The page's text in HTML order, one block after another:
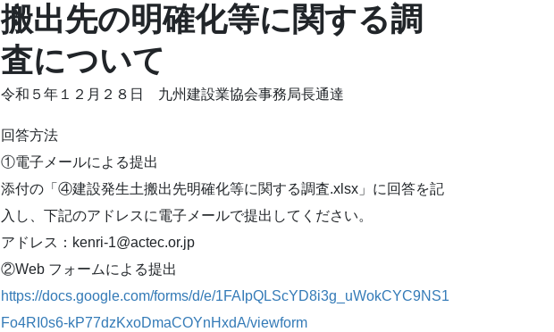
搬出先の明確化等に関する調
査について
令和５年１２月２８日 九州建設業協会事務局長通達
回答方法
①電子メールによる提出
添付の「④建設発生土搬出先明確化等に関する調査.xlsx」に回答を記
入し、下記のアドレスに電子メールで提出してください。
アドレス：kenri-1@actec.or.jp
②Web フォームによる提出
https://docs.google.com/forms/d/e/1FAIpQLScYD8i3g_uWokCYC9NS1
Fo4RI0s6-kP77dzKxoDmaCOYnHxdA/viewform